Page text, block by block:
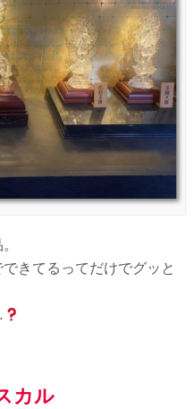
きてるってだけでグッと
カル